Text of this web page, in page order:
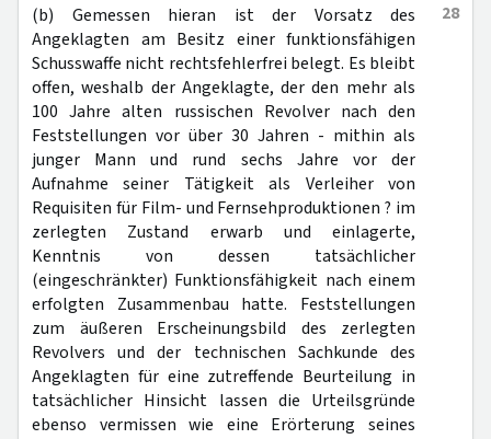
28
(b) Gemessen hieran ist der Vorsatz des
Angeklagten am Besitz einer funktionsfähigen
Schusswaffe nicht rechtsfehlerfrei belegt. Es bleibt
offen, weshalb der Angeklagte, der den mehr als
100 Jahre alten russischen Revolver nach den
Feststellungen vor über 30 Jahren - mithin als
junger Mann und rund sechs Jahre vor der
Aufnahme seiner Tätigkeit als Verleiher von
Requisiten für Film- und Fernsehproduktionen ? im
zerlegten Zustand erwarb und einlagerte,
Kenntnis von dessen tatsächlicher
(eingeschränkter) Funktionsfähigkeit nach einem
erfolgten Zusammenbau hatte. Feststellungen
zum äußeren Erscheinungsbild des zerlegten
Revolvers und der technischen Sachkunde des
Angeklagten für eine zutreffende Beurteilung in
tatsächlicher Hinsicht lassen die Urteilsgründe
ebenso vermissen wie eine Erörterung seines